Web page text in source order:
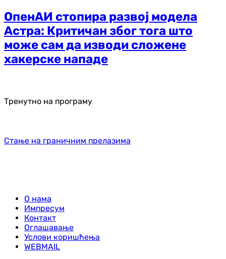
ОпенАИ стопира развој модела
Астра: Критичан због тога што
може сам да изводи сложене
хакерске нападе
Тренутно на програму
Стање на граничним прелазима
О нама
Импресум
Контакт
Оглашавање
Услови коришћења
WEBMAIL